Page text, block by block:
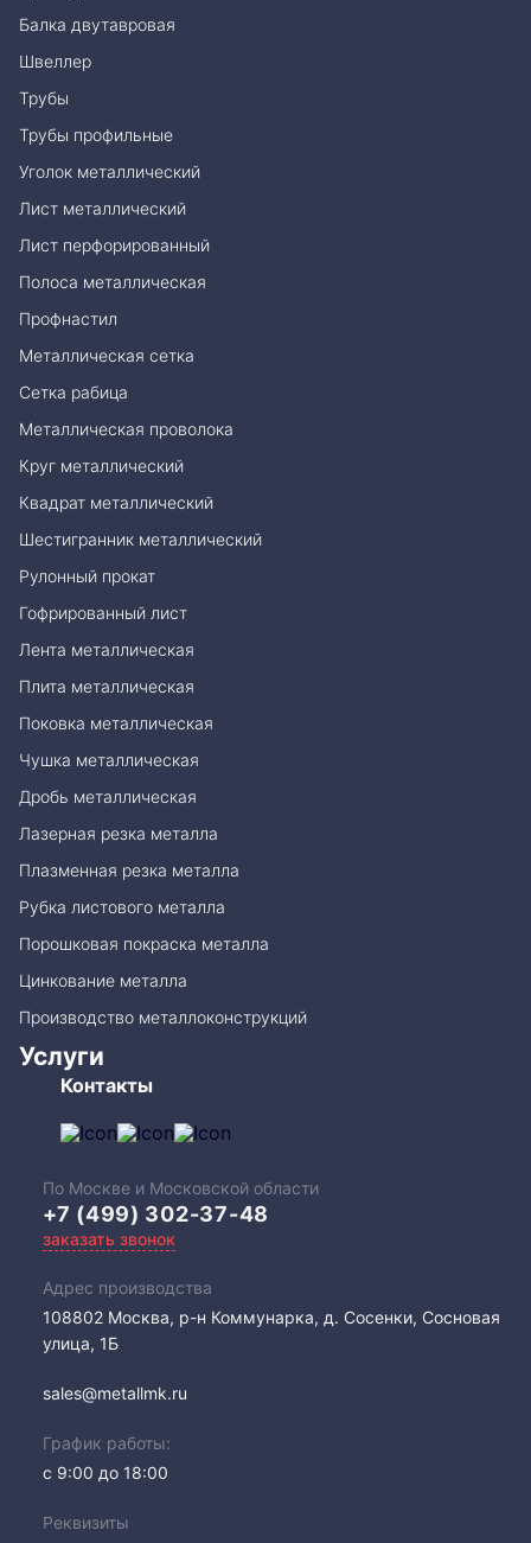
Балка двутавровая
Швеллер
Трубы
Трубы профильные
Уголок металлический
Лист металлический
Лист перфорированный
Полоса металлическая
Профнастил
Металлическая сетка
Сетка рабица
Металлическая проволока
Круг металлический
Квадрат металлический
Шестигранник металлический
Рулонный прокат
Гофрированный лист
Лента металлическая
Плита металлическая
Поковка металлическая
Чушка металлическая
Дробь металлическая
Лазерная резка металла
Плазменная резка металла
Рубка листового металла
Порошковая покраска металла
Цинкование металла
Производство металлоконструкций
Услуги
Контакты
По Москве и Московской области
+7 (499) 302-37-48
заказать звонок
Адрес производства
108802​ Москва, р-н Коммунарка, д. Сосенки, Сосновая
улица, 1Б
sales@metallmk.ru
График работы:
с 9:00 до 18:00
Реквизиты